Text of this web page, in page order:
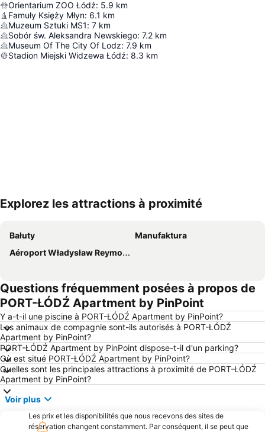
Orientarium ZOO Łódź: 5.9 km
Famuły Księży Młyn: 6.1 km
Muzeum Sztuki MS1: 7 km
Sobór św. Aleksandra Newskiego: 7.2 km
Museum Of The City Of Lodz: 7.9 km
Stadion Miejski Widzewa Łódź: 8.3 km
Explorez les attractions à proximité
Bałuty
Manufaktura
Aéroport Władysław Reymont de Łódź
Questions fréquemment posées à propos de
PORT-ŁÓDŹ Apartment by PinPoint
Y a-t-il une piscine à PORT-ŁÓDŹ Apartment by PinPoint?
Les animaux de compagnie sont-ils autorisés à PORT-ŁÓDŹ
Apartment by PinPoint?
PORT-ŁÓDŹ Apartment by PinPoint dispose-t-il d'un parking?
Où est situé PORT-ŁÓDŹ Apartment by PinPoint?
Quelles sont les principales attractions à proximité de PORT-ŁÓDŹ
Apartment by PinPoint?
Voir plus
Les prix et les disponibilités que nous recevons des sites de
réservation changent constamment. Par conséquent, il se peut que